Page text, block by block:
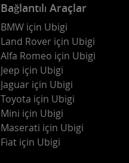
Bağlantılı Araçlar
BMW için Ubigi
Land Rover için Ubigi
Alfa Romeo için Ubigi
Jeep için Ubigi
Jaguar için Ubigi
Toyota için Ubigi
Mini için Ubigi
Maserati için Ubigi
Fiat için Ubigi